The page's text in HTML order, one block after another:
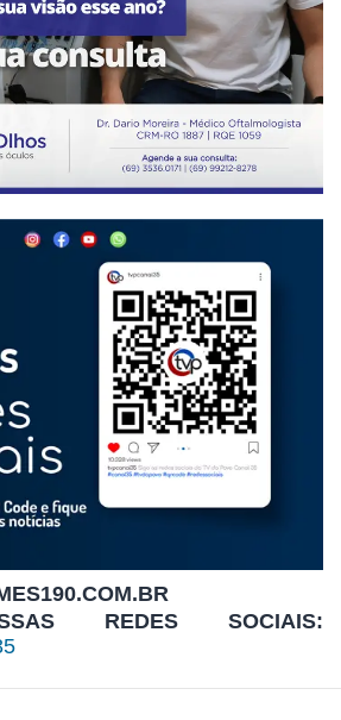
REDES SOCIAIS: